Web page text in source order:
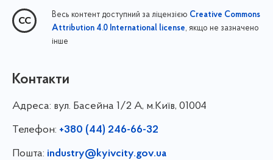
Весь контент доступний за ліцензією Creative Commons
Attribution 4.0 International license, якщо не зазначено
інше
Контакти
Адреса: вул. Басейна 1/⁠2 А, м.Київ, 01004
Телефон: +380 (44) 246-66-32
Пошта: industry@kyivcity.gov.ua